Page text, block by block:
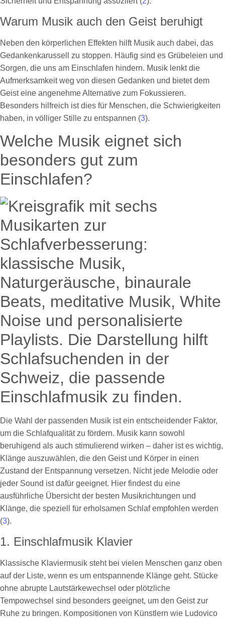
Warum Musik auch den Geist beruhigt
Neben den körperlichen Effekten hilft Musik auch dabei, das
Gedankenkarussell zu stoppen. Häufig sind es Grübeleien und
Sorgen, die uns am Einschlafen hindern. Musik lenkt die
Aufmerksamkeit weg von diesen Gedanken und bietet dem
Geist eine angenehme Alternative zum Fokussieren.
Besonders hilfreich ist dies für Menschen, die Schwierigkeiten
haben, in völliger Stille zu entspannen (3).
Welche Musik eignet sich
besonders gut zum
Einschlafen?
Die Wahl der passenden Musik ist ein entscheidender Faktor,
um die Schlafqualität zu fördern. Musik kann sowohl
beruhigend als auch stimulierend wirken – daher ist es wichtig,
Klänge auszuwählen, die den Geist und Körper in einen
Zustand der Entspannung versetzen. Nicht jede Melodie oder
jeder Sound ist dafür geeignet. Hier findest du eine
ausführliche Übersicht der besten Musikrichtungen und
Klänge, die speziell für erholsamen Schlaf empfohlen werden
(3).
1. Einschlafmusik Klavier
Klassische Klaviermusik steht bei vielen Menschen ganz oben
auf der Liste, wenn es um entspannende Klänge geht. Stücke
ohne abrupte Lautstärkewechsel oder plötzliche
Tempowechsel sind besonders geeignet, um den Geist zur
Ruhe zu bringen. Kompositionen von Künstlern wie Ludovico